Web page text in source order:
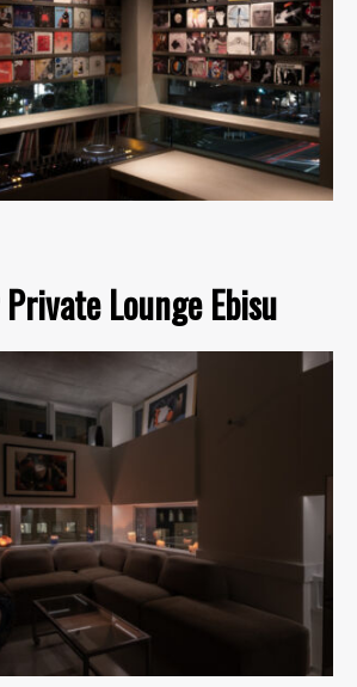
Lounge Ebisu